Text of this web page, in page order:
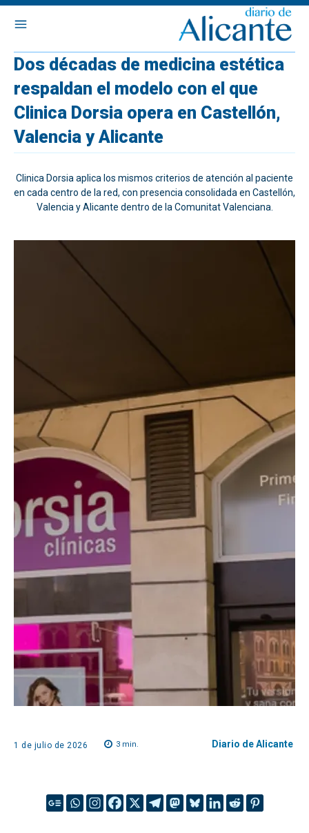
Dos décadas de medicina estética
respaldan el modelo con el que
Clinica Dorsia opera en Castellón,
Valencia y Alicante
Clinica Dorsia aplica los mismos criterios de atención al paciente
en cada centro de la red, con presencia consolidada en Castellón,
Valencia y Alicante dentro de la Comunitat Valenciana.
1 de julio de 2026 3 min. Diario de Alicante